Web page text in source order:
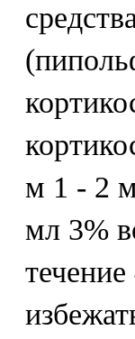
м 1 - 2
мл 3%